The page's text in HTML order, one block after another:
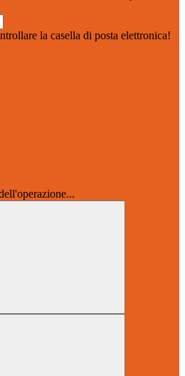
la casella di posta elettronica!